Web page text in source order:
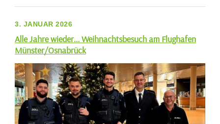
3. JANUAR 2026
Alle Jahre wieder... Weihnachtsbesuch am Flughafen
Münster/Osnabrück